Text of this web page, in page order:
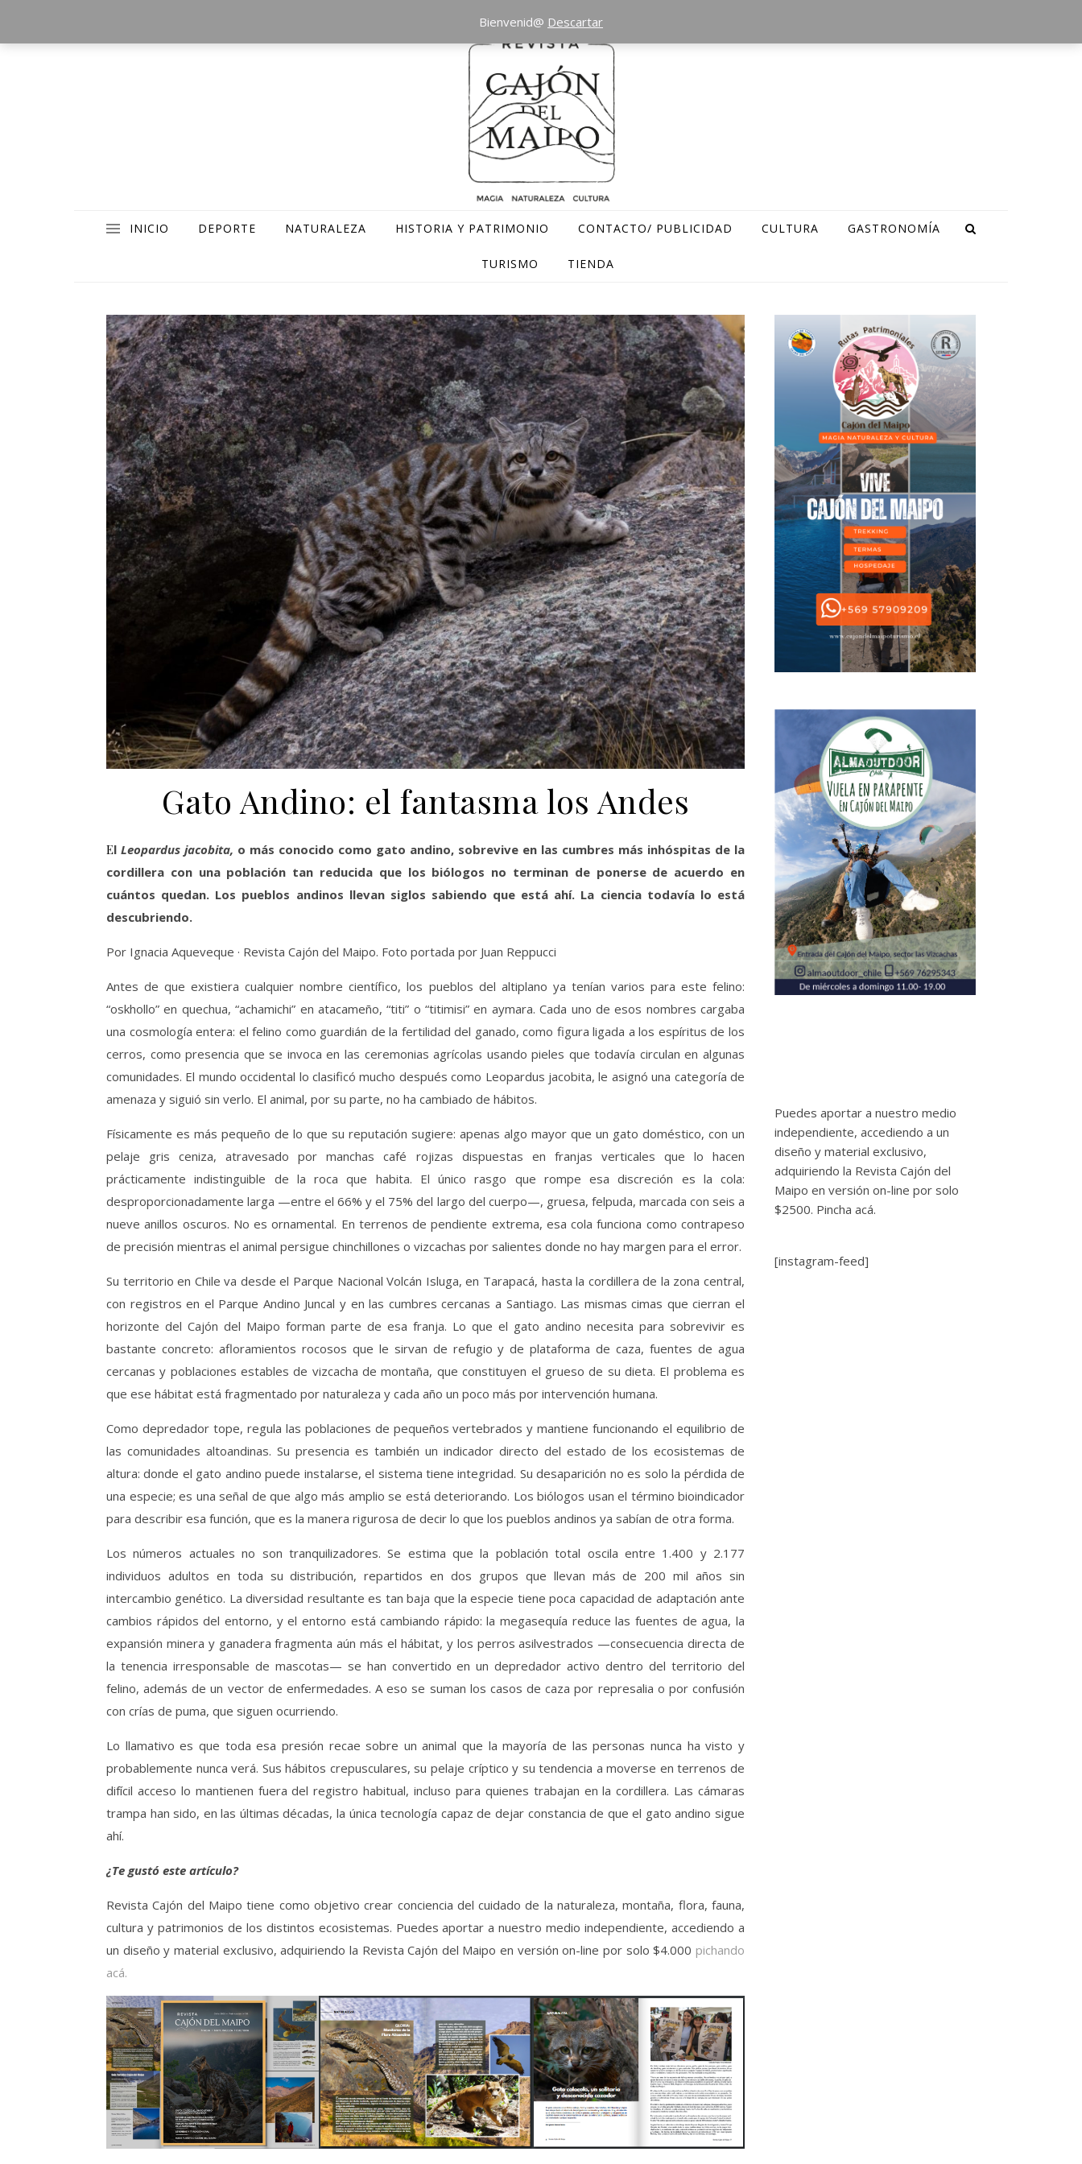
INICIO DEPORTE NATURALEZA HISTORIA Y PATRIMONIO CONTACTO/ PUBLICIDAD CULTURA GASTRONOMÍA
TURISMO TIENDA
Gato Andino: el fantasma los Andes
El Leopardus jacobita, o más conocido como gato andino, sobrevive en las cumbres más inhóspitas de la
cordillera con una población tan reducida que los biólogos no terminan de ponerse de acuerdo en
cuántos quedan. Los pueblos andinos llevan siglos sabiendo que está ahí. La ciencia todavía lo está
descubriendo.
Por Ignacia Aqueveque · Revista Cajón del Maipo. Foto portada por Juan Reppucci
Antes de que existiera cualquier nombre científico, los pueblos del altiplano ya tenían varios para este felino:
“oskhollo” en quechua, “achamichi” en atacameño, “titi” o “titimisi” en aymara. Cada uno de esos nombres cargaba
una cosmología entera: el felino como guardián de la fertilidad del ganado, como figura ligada a los espíritus de los
cerros, como presencia que se invoca en las ceremonias agrícolas usando pieles que todavía circulan en algunas
comunidades. El mundo occidental lo clasificó mucho después como Leopardus jacobita, le asignó una categoría de
amenaza y siguió sin verlo. El animal, por su parte, no ha cambiado de hábitos.
Físicamente es más pequeño de lo que su reputación sugiere: apenas algo mayor que un gato doméstico, con un
pelaje gris ceniza, atravesado por manchas café rojizas dispuestas en franjas verticales que lo hacen
prácticamente indistinguible de la roca que habita. El único rasgo que rompe esa discreción es la cola:
desproporcionadamente larga —entre el 66% y el 75% del largo del cuerpo—, gruesa, felpuda, marcada con seis a
nueve anillos oscuros. No es ornamental. En terrenos de pendiente extrema, esa cola funciona como contrapeso
de precisión mientras el animal persigue chinchillones o vizcachas por salientes donde no hay margen para el error.
Su territorio en Chile va desde el Parque Nacional Volcán Isluga, en Tarapacá, hasta la cordillera de la zona central,
con registros en el Parque Andino Juncal y en las cumbres cercanas a Santiago. Las mismas cimas que cierran el
horizonte del Cajón del Maipo forman parte de esa franja. Lo que el gato andino necesita para sobrevivir es
bastante concreto: afloramientos rocosos que le sirvan de refugio y de plataforma de caza, fuentes de agua
cercanas y poblaciones estables de vizcacha de montaña, que constituyen el grueso de su dieta. El problema es
que ese hábitat está fragmentado por naturaleza y cada año un poco más por intervención humana.
Como depredador tope, regula las poblaciones de pequeños vertebrados y mantiene funcionando el equilibrio de
las comunidades altoandinas. Su presencia es también un indicador directo del estado de los ecosistemas de
altura: donde el gato andino puede instalarse, el sistema tiene integridad. Su desaparición no es solo la pérdida de
una especie; es una señal de que algo más amplio se está deteriorando. Los biólogos usan el término bioindicador
para describir esa función, que es la manera rigurosa de decir lo que los pueblos andinos ya sabían de otra forma.
Los números actuales no son tranquilizadores. Se estima que la población total oscila entre 1.400 y 2.177
individuos adultos en toda su distribución, repartidos en dos grupos que llevan más de 200 mil años sin
intercambio genético. La diversidad resultante es tan baja que la especie tiene poca capacidad de adaptación ante
cambios rápidos del entorno, y el entorno está cambiando rápido: la megasequía reduce las fuentes de agua, la
expansión minera y ganadera fragmenta aún más el hábitat, y los perros asilvestrados —consecuencia directa de
la tenencia irresponsable de mascotas— se han convertido en un depredador activo dentro del territorio del
felino, además de un vector de enfermedades. A eso se suman los casos de caza por represalia o por confusión
con crías de puma, que siguen ocurriendo.
Lo llamativo es que toda esa presión recae sobre un animal que la mayoría de las personas nunca ha visto y
probablemente nunca verá. Sus hábitos crepusculares, su pelaje críptico y su tendencia a moverse en terrenos de
difícil acceso lo mantienen fuera del registro habitual, incluso para quienes trabajan en la cordillera. Las cámaras
trampa han sido, en las últimas décadas, la única tecnología capaz de dejar constancia de que el gato andino sigue
ahí.
¿Te gustó este artículo?
Revista Cajón del Maipo tiene como objetivo crear conciencia del cuidado de la naturaleza, montaña, flora, fauna,
cultura y patrimonios de los distintos ecosistemas. Puedes aportar a nuestro medio independiente, accediendo a
un diseño y material exclusivo, adquiriendo la Revista Cajón del Maipo en versión on-line por solo $4.000 pichando
acá.
Puedes aportar a nuestro medio
independiente, accediendo a un
diseño y material exclusivo,
adquiriendo la Revista Cajón del
Maipo en versión on-line por solo
$2500. Pincha acá.
[instagram-feed]
Bienvenid@ Descartar